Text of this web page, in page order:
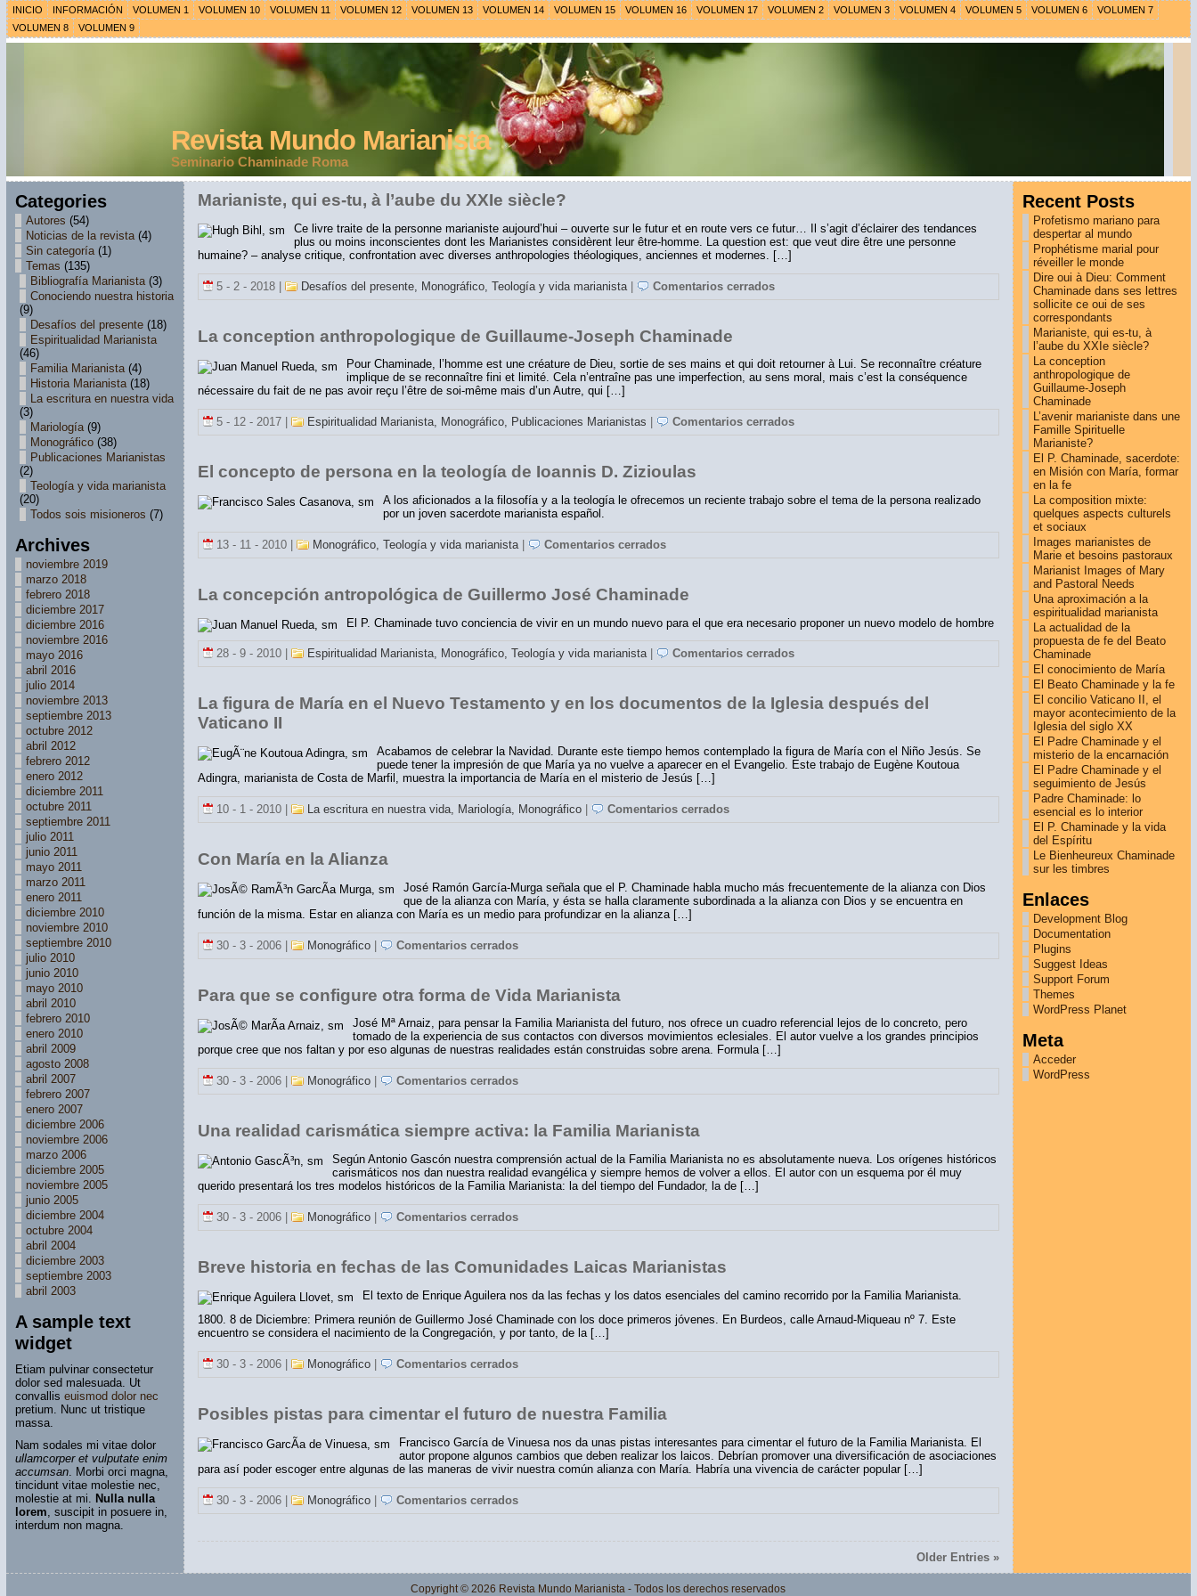
INICIO INFORMACIÓN VOLUMEN 1 VOLUMEN 10 VOLUMEN 11 VOLUMEN 12 VOLUMEN 13 VOLUMEN 14 VOLUMEN 15 VOLUMEN 16 VOLUMEN 17 VOLUMEN 2 VOLUMEN 3 VOLUMEN 4 VOLUMEN 5 VOLUMEN 6
VOLUMEN 7
VOLUMEN 8
VOLUMEN 9
Revista Mundo Marianista
Seminario Chaminade Roma
Categories
Autores (54)
Noticias de la revista(4)
Sin categoría(1)
Temas (135)
Bibliografía Marianista(3)
Conociendo nuestra historia
(9)
Desafíos del presente(18)
Espiritualidad Marianista
(46)
Familia Marianista(4)
Historia Marianista(18)
La escritura en nuestra vida
(3)
Mariología(9)
Monográfico(38)
Publicaciones Marianistas
(2)
Teología y vida marianista
(20)
Todos sois misioneros (7)
Archives
noviembre 2019
marzo 2018
febrero 2018
diciembre 2017
diciembre 2016
noviembre 2016
mayo 2016
abril 2016
julio 2014
noviembre 2013
septiembre 2013
octubre 2012
abril 2012
febrero 2012
enero 2012
diciembre 2011
octubre 2011
septiembre 2011
julio 2011
junio 2011
mayo 2011
marzo 2011
enero 2011
diciembre 2010
noviembre 2010
septiembre 2010
julio 2010
junio 2010
mayo 2010
abril 2010
febrero 2010
enero 2010
abril 2009
agosto 2008
abril 2007
febrero 2007
enero 2007
diciembre 2006
noviembre 2006
marzo 2006
diciembre 2005
noviembre 2005
junio 2005
diciembre 2004
octubre 2004
abril 2004
diciembre 2003
septiembre 2003
abril 2003
A sample text
widget
Etiam pulvinar consectetur
dolor sed malesuada. Ut
convallis euismod dolor nec
pretium. Nunc ut tristique
massa.
Nam sodales mi vitae dolor
ullamcorper et vulputate enim
accumsan. Morbi orci magna,
tincidunt vitae molestie nec,
molestie at mi. Nulla nulla
lorem, suscipit in posuere in,
interdum non magna.
Marianiste, qui es-tu, à l’aube du XXIe siècle?
Ce livre traite de la personne marianiste aujourd’hui – ouverte sur le futur et en route vers ce futur… Il s’agit d’éclairer des tendances
plus ou moins inconscientes dont les Marianistes considèrent leur être-homme. La question est: que veut dire être une personne
humaine? – analyse critique, confrontation avec diverses anthropologies théologiques, anciennes et modernes. […]
5 - 2 - 2018 | Desafíos del presente, Monográfico, Teología y vida marianista| Comentarios cerrados
La conception anthropologique de Guillaume-Joseph Chaminade
Pour Chaminade, l’homme est une créature de Dieu, sortie de ses mains et qui doit retourner à Lui. Se reconnaître créature
implique de se reconnaître fini et limité. Cela n’entraîne pas une imperfection, au sens moral, mais c’est la conséquence
nécessaire du fait de ne pas avoir reçu l’être de soi-même mais d’un Autre, qui […]
5 - 12 - 2017 | Espiritualidad Marianista, Monográfico, Publicaciones Marianistas Comentarios cerrados
El concepto de persona en la teología de Ioannis D. Zizioulas
A los aficionados a la filosofía y a la teología le ofrecemos un reciente trabajo sobre el tema de la persona realizado
por un joven sacerdote marianista español.
13 - 11 - 2010 | Monográfico, Teología y vida marianista| Comentarios cerrados
La concepción antropológica de Guillermo José Chaminade
El P. Chaminade tuvo conciencia de vivir en un mundo nuevo para el que era necesario proponer un nuevo modelo de hombre
28 - 9 - 2010 | Espiritualidad Marianista, Monográfico, Teología y vida marianista| Comentarios cerrados
La figura de María en el Nuevo Testamento y en los documentos de la Iglesia después del
Vaticano II
Acabamos de celebrar la Navidad. Durante este tiempo hemos contemplado la figura de María con el Niño Jesús. Se
puede tener la impresión de que María ya no vuelve a aparecer en el Evangelio. Este trabajo de Eugène Koutoua
Adingra, marianista de Costa de Marfil, muestra la importancia de María en el misterio de Jesús […]
10 - 1 - 2010 | La escritura en nuestra vida, Mariología, Monográfico| Comentarios cerrados
Con María en la Alianza
José Ramón García-Murga señala que el P. Chaminade habla mucho más frecuentemente de la alianza con Dios
que de la alianza con María, y ésta se halla claramente subordinada a la alianza con Dios y se encuentra en
función de la misma. Estar en alianza con María es un medio para profundizar en la alianza […]
30 - 3 - 2006 | Monográfico| Comentarios cerrados
Para que se configure otra forma de Vida Marianista
José Mª Arnaiz, para pensar la Familia Marianista del futuro, nos ofrece un cuadro referencial lejos de lo concreto, pero
tomado de la experiencia de sus contactos con diversos movimientos eclesiales. El autor vuelve a los grandes principios
porque cree que nos faltan y por eso algunas de nuestras realidades están construidas sobre arena. Formula […]
30 - 3 - 2006 | Monográfico| Comentarios cerrados
Una realidad carismática siempre activa: la Familia Marianista
Según Antonio Gascón nuestra comprensión actual de la Familia Marianista no es absolutamente nueva. Los orígenes históricos
carismáticos nos dan nuestra realidad evangélica y siempre hemos de volver a ellos. El autor con un esquema por él muy
querido presentará los tres modelos históricos de la Familia Marianista: la del tiempo del Fundador, la de […]
30 - 3 - 2006 | Monográfico| Comentarios cerrados
Breve historia en fechas de las Comunidades Laicas Marianistas
El texto de Enrique Aguilera nos da las fechas y los datos esenciales del camino recorrido por la Familia Marianista.
1800. 8 de Diciembre: Primera reunión de Guillermo José Chaminade con los doce primeros jóvenes. En Burdeos, calle Arnaud-Miqueau nº 7. Este
encuentro se considera el nacimiento de la Congregación, y por tanto, de la […]
30 - 3 - 2006 | Monográfico| Comentarios cerrados
Posibles pistas para cimentar el futuro de nuestra Familia
Francisco García de Vinuesa nos da unas pistas interesantes para cimentar el futuro de la Familia Marianista. El
autor propone algunos cambios que deben realizar los laicos. Debrían promover una diversificación de asociaciones
para así poder escoger entre algunas de las maneras de vivir nuestra común alianza con María. Habría una vivencia de carácter popular […]
30 - 3 - 2006 | Monográfico| Comentarios cerrados
Older Entries »
Recent Posts
Profetismo mariano para
despertar al mundo
Prophétisme marial pour
réveiller le monde
Dire oui à Dieu: Comment
Chaminade dans ses lettres
sollicite ce oui de ses
correspondants
Marianiste, qui es-tu, à
l’aube du XXIe siècle?
La conception
anthropologique de
Guillaume-Joseph
Chaminade
L’avenir marianiste dans une
Famille Spirituelle
Marianiste?
El P. Chaminade, sacerdote:
en Misión con María, formar
en la fe
La composition mixte:
quelques aspects culturels
et sociaux
Images marianistes de
Marie et besoins pastoraux
Marianist Images of Mary
and Pastoral Needs
Una aproximación a la
espiritualidad marianista
La actualidad de la
propuesta de fe del Beato
Chaminade
El conocimiento de María
El Beato Chaminade y la fe
El concilio Vaticano II, el
mayor acontecimiento de la
Iglesia del siglo XX
El Padre Chaminade y el
misterio de la encarnación
El Padre Chaminade y el
seguimiento de Jesús
Padre Chaminade: lo
esencial es lo interior
El P. Chaminade y la vida
del Espíritu
Le Bienheureux Chaminade
sur les timbres
Enlaces
Development Blog
Documentation
Plugins
Suggest Ideas
Support Forum
Themes
WordPress Planet
Meta
Acceder
WordPress
Copyright © 2026 Revista Mundo Marianista - Todos los derechos reservados